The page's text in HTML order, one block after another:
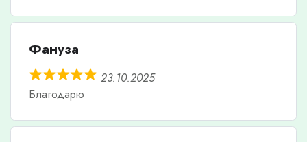
Фануза
23.10.2025
Благодарю